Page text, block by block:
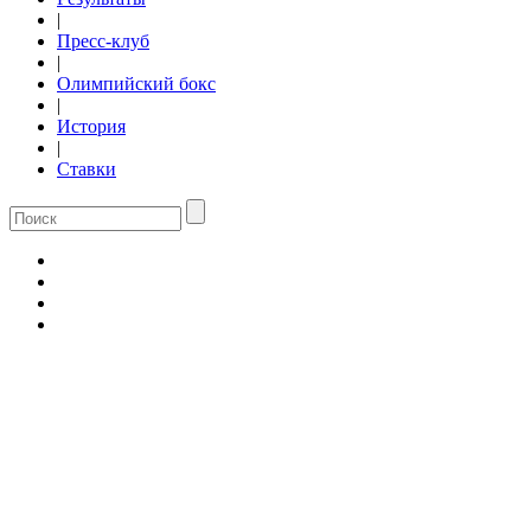
|
Пресс-клуб
|
Олимпийский бокс
|
История
|
Ставки